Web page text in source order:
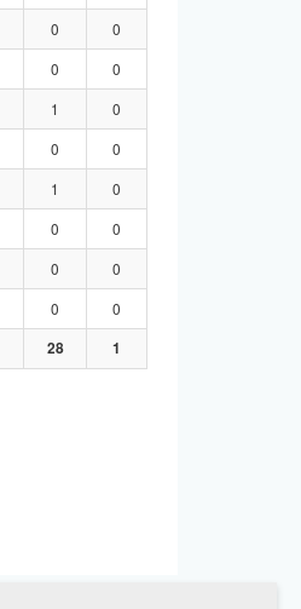
0
0
0
0
1
0
0
0
1
0
0
0
0
0
0
0
28 1